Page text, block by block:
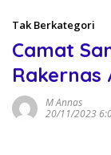
Tak Berkategori
Camat
Rakernas
M Annas
20/11/2023